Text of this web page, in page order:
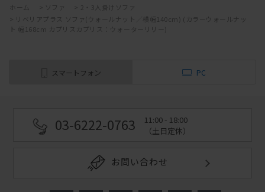
ホーム ソファ
2・3人掛けソファ
リベリアプラス ソファ(ウォールナット／横幅140cm) (カラーウォールナッ
ト 幅168cm カプリスカプリス：ウォーターリリー)
スマートフォン PC
03-6222-0763
11:00 - 18:00
（土日定休）
お問い合わせ